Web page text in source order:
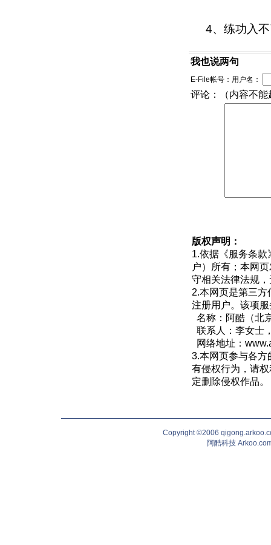
4、练功入
我也说两句
E-File帐号：用户名：
评论：（内容不
版权声明：
1.依据《服务条款
户）所有；本网
守相关法律法规
2.本网页是第三
注册用户。该项
名称：阿酷（北
联系人：李女士
网络地址：
3.本网页参与各方
有侵权行为，请
定删除侵权作品。
Copyright ©2006
阿酷科技